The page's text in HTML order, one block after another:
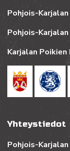
Pohjois-
Pohjois-
Karjalan
Yhteystiedot
Pohjois-